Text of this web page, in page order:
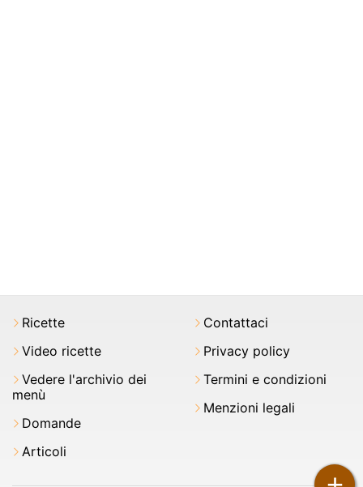
Ricette
Video ricette
Vedere l'archivio dei
menù
Domande
Articoli
Contattaci
Privacy policy
Termini e condizioni
Menzioni legali